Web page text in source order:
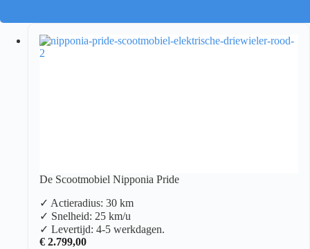
De Scootmobiel Nipponia Pride
✓ Actieradius: 30 km
✓ Snelheid: 25 km/u
✓ Levertijd: 4-5 werkdagen.
€ 2.799,00